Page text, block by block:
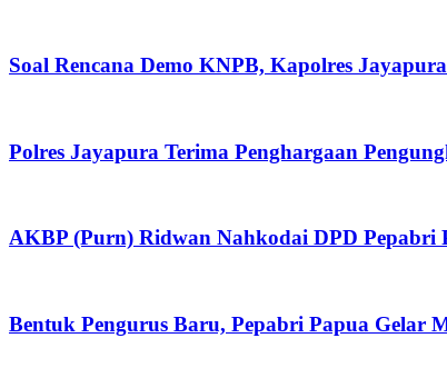
Soal Rencana Demo KNPB, Kapolres
Polres Jayapura Terima Penghargaan
AKBP (Purn) Ridwan Nahkodai DPD Pepabri
Bentuk Pengurus Baru, Pepabri Papua Gelar